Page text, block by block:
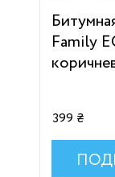
Family
399 ₴